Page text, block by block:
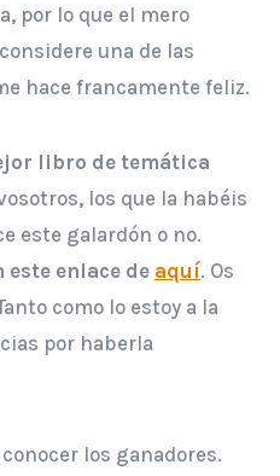
por lo que el mero
una de las
hace francamente feliz.
libro de temática
los que la habéis
este galardón o no.
enlace de aquí. Os
como lo estoy a la
por haberla
los ganadores.